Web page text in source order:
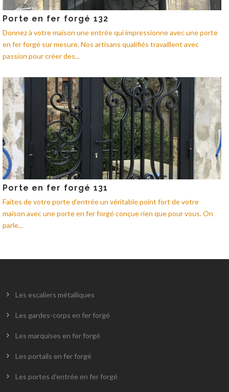
Porte en fer forgé 132
Donnez à votre maison une entrée qui impressionne avec une porte
en fer forgé sur mesure. Nos artisans qualifiés travaillent avec
passion pour créer des...
Porte en fer forgé 131
Faites de votre porte d’entrée un véritable point fort de votre
maison avec une porte en fer forgé conçue rien que pour vous. On
parle...
Les escaliers métalliques
Les gardes-corps en fer forgé
Les marquises en fer forgé
Les portails en fer forgé
Les portes d’entrée en fer forgé